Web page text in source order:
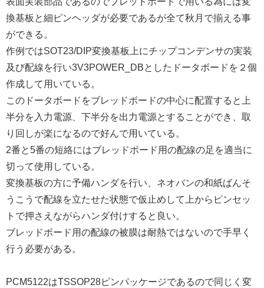
換基板と細ピンヘッダが必要であるが全て秋月で揃える事
ができる。
作例ではSOT23/DIP変換基板上にチップコンデンサの実装
及び配線を行い3V3POWER_DBとしたドータボードを２個
作成して用いている。
このドータボードをブレッドボードの中心に配置すると上
半分を入力電源、下半分を出力電源とすることができ、取
り回しが楽になるので好んで用いている。
2番と5番の短絡にはブレッドボード用の配線の足を適当に
切って使用している。
変換基板の方に予備ハンダを行い、ネオバンの和紙ばんそ
うこうで配線を立たせた状態で仮止めして上からピンセッ
トで押さえながらハンダ付けすると良い。
ブレッドボード用の配線の被膜は耐熱ではないので手早く
行う必要がある。
PCM5122はTSSOP28ピンパッケージであるので同じく変